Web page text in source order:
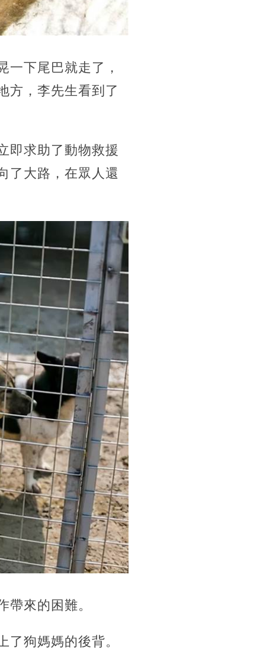
一下尾巴就走了，
方，李先生看到了
即求助了動物救援
了大路，在眾人還
來的困難。
狗媽媽的後背。